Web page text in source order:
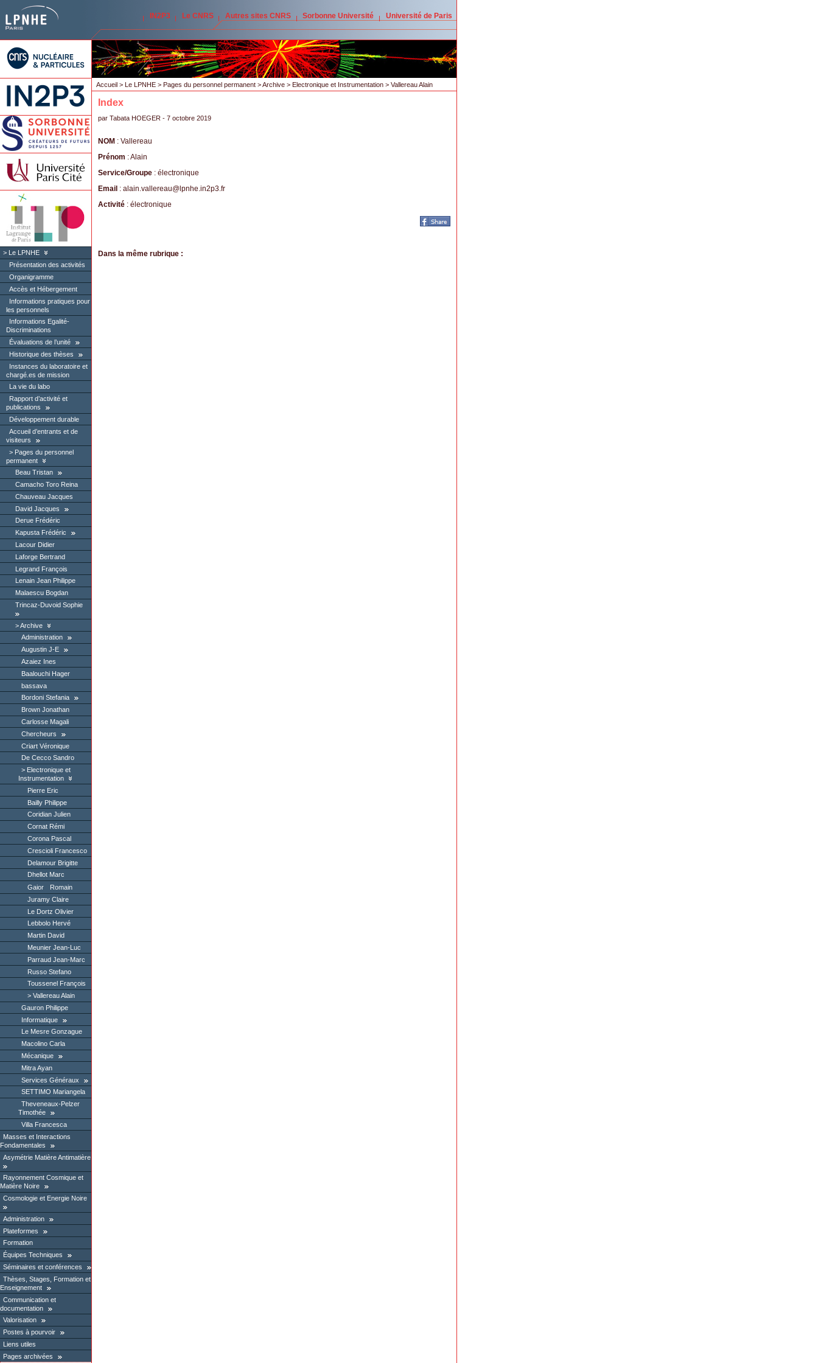
IN2P3 Le CNRS Autres sites CNRS Sorbonne Université Université de Paris
Le LPNHE
Présentation des activités
Organigramme
Accès et Hébergement
Informations pratiques pour
les personnels
Informations Egalité-
Discriminations
Évaluations de l’unité
Historique des thèses
Instances du laboratoire et
chargé.es de mission
La vie du labo
Rapport d’activité et
publications
Développement durable
Accueil d’entrants et de
visiteurs
Pages du personnel
permanent
Beau Tristan
Camacho Toro Reina
Chauveau Jacques
David Jacques
Derue Frédéric
Kapusta Frédéric
Lacour Didier
Laforge Bertrand
Legrand François
Lenain Jean Philippe
Malaescu Bogdan
Trincaz-Duvoid Sophie
Archive
Administration
Augustin J-E
Azaiez Ines
Baalouchi Hager
bassava
Bordoni Stefania
Brown Jonathan
Carlosse Magali
Chercheurs
Criart Véronique
De Cecco Sandro
Electronique et
Instrumentation
Pierre Eric
Bailly Philippe
Coridian Julien
Cornat Rémi
Corona Pascal
Crescioli Francesco
Delamour Brigitte
Dhellot Marc
Gaior Romain
Juramy Claire
Le Dortz Olivier
Lebbolo Hervé
Martin David
Meunier Jean-Luc
Parraud Jean-Marc
Russo Stefano
Toussenel François
Vallereau Alain
Gauron Philippe
Informatique
Le Mesre Gonzague
Macolino Carla
Mécanique
Mitra Ayan
Services Généraux
SETTIMO Mariangela
Theveneaux-Pelzer
Timothée
Villa Francesca
Masses et Interactions
Fondamentales
Asymétrie Matière Antimatière
Rayonnement Cosmique et
Matière Noire
Cosmologie et Energie Noire
Administration
Plateformes
Formation
Équipes Techniques
Séminaires et conférences
Thèses, Stages, Formation et
Enseignement
Communication et
documentation
Valorisation
Postes à pourvoir
Liens utiles
Pages archivées
Accueil > Le LPNHE > Pages du personnel permanent >Archive > Electronique et Instrumentation > Vallereau Alain
Index
par Tabata HOEGER - 7 octobre 2019
NOM : Vallereau
Prénom : Alain
Service/Groupe : électronique
Email : alain.vallereau@ lpnhe.in2p3.fr
Activité : électronique
Dans la même rubrique :